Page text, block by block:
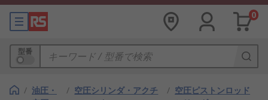
0
型番
/ 油圧・
/ 空圧シリンダ・アクチ
/ 空圧ピストンロッド